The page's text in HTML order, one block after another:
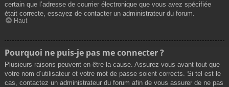
certain que l’adresse de courrier électronique que vous avez spécifiée
était correcte, essayez de contacter un administrateur du forum.
Haut
Pourquoi ne puis-je pas me connecter ?
Plusieurs raisons peuvent en être la cause. Assurez-vous avant tout que
votre nom d’utilisateur et votre mot de passe soient corrects. Si tel est le
cas, contactez un administrateur du forum afin de vous assurer de ne pas